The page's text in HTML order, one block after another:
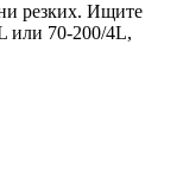
резких. Ищите
или 70-200/4L,